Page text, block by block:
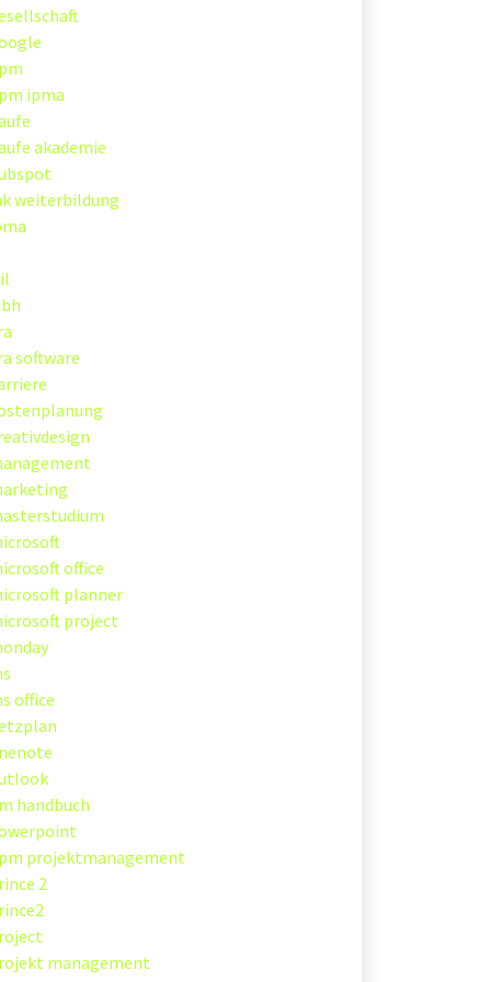
ipma
akademie
weiterbildung
software
office
planner
project
office
handbuch
projektmanagement
2
management